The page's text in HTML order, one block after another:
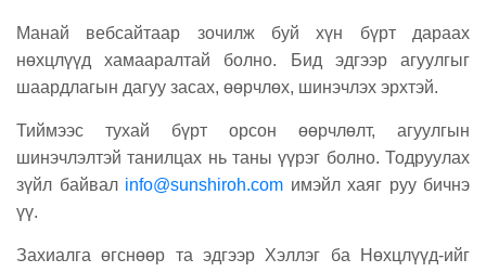
Манай вебсайтаар зочилж буй хүн бүрт дараах
нөхцлүүд хамааралтай болно. Бид эдгээр агуулгыг
шаардлагын дагуу засах, өөрчлөх, шинэчлэх эрхтэй.
Тиймээс тухай бүрт орсон өөрчлөлт, агуулгын
шинэчлэлтэй танилцах нь таны үүрэг болно. Тодруулах
зүйл байвал info@sunshiroh.com имэйл хаяг руу бичнэ
үү.
Захиалга өгснөөр та эдгээр Хэллэг ба Нөхцлүүд-ийг